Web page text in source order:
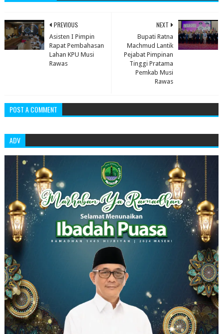
NEXT
Bupati Ratna
Machmud Lantik
Pejabat Pimpinan
Tinggi Pratama
Pemkab Musi
Rawas
PREVIOUS
Asisten I Pimpin
Rapat Pembahasan
Lahan KPU Musi
Rawas
POST A COMMENT
ADV